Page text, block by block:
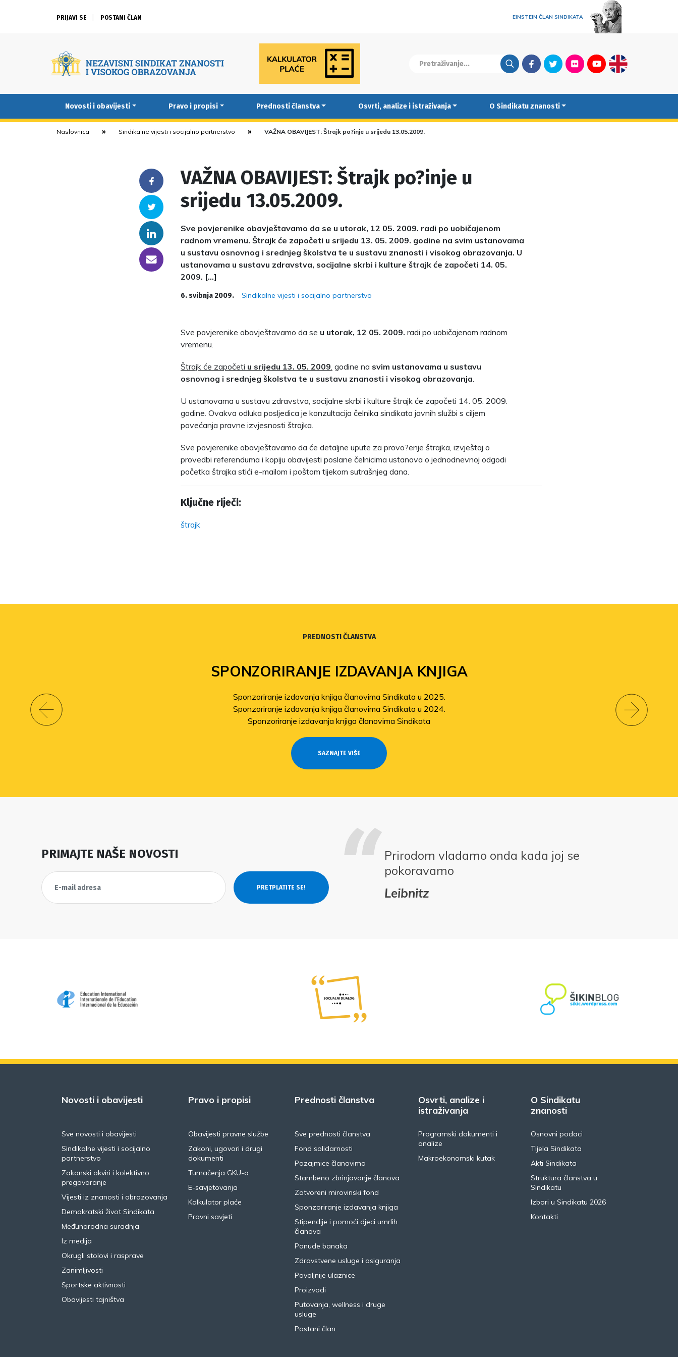
PRIJAVI SE POSTANI ČLAN EINSTEIN ČLAN SINDIKATA
FacebookTwitterFlickrYoutubeEnglish
Novosti i obavijesti Pravo i propisi Prednosti članstva Osvrti, analize i istraživanja O Sindikatu znanosti
Naslovnica Sindikalne vijesti i socijalno partnerstvo VAŽNA OBAVIJEST: Štrajk po?inje u srijedu 13.05.2009.
Facebook
Twitter
Linkedin
someone@yoursite.com
VAŽNA OBAVIJEST: Štrajk po?inje u
srijedu 13.05.2009.
Sve povjerenike obavještavamo da se u utorak, 12 05. 2009. radi po uobičajenom
radnom vremenu. Štrajk će započeti u srijedu 13. 05. 2009. godine na svim ustanovama
u sustavu osnovnog i srednjeg školstva te u sustavu znanosti i visokog obrazovanja. U
ustanovama u sustavu zdravstva, socijalne skrbi i kulture štrajk će započeti 14. 05.
2009. […]
6. svibnja 2009. Sindikalne vijesti i socijalno partnerstvo
Sve povjerenike obavještavamo da se u utorak, 12 05. 2009. radi po uobičajenom radnom
vremenu.
Štrajk će započeti u srijedu 13. 05. 2009. godine na svim ustanovama u sustavu
osnovnog i srednjeg školstva te u sustavu znanosti i visokog obrazovanja.
U ustanovama u sustavu zdravstva, socijalne skrbi i kulture štrajk će započeti 14. 05. 2009.
godine. Ovakva odluka posljedica je konzultacija čelnika sindikata javnih službi s ciljem
povećanja pravne izvjesnosti štrajka.
Sve povjerenike obavještavamo da će detaljne upute za provo?enje štrajka, izvještaj o
provedbi referenduma i kopiju obavijesti poslane čelnicima ustanova o jednodnevnoj odgodi
početka štrajka stići e-mailom i poštom tijekom sutrašnjeg dana.
Ključne riječi:
štrajk
PREDNOSTI ČLANSTVA
SPONZORIRANJE IZDAVANJA KNJIGA
Sponzoriranje izdavanja knjiga članovima Sindikata u 2025.
Sponzoriranje izdavanja knjiga članovima Sindikata u 2024.
Sponzoriranje izdavanja knjiga članovima Sindikata
SAZNAJTE VIŠE
PRIMAJTE NAŠE NOVOSTI
Prirodom vladamo onda kada joj se
pokoravamo
Leibnitz
Novosti i obavijesti
Sve novosti i obavijesti
Sindikalne vijesti i socijalno
partnerstvo
Zakonski okviri i kolektivno
pregovaranje
Vijesti iz znanosti i obrazovanja
Demokratski život Sindikata
Međunarodna suradnja
Iz medija
Okrugli stolovi i rasprave
Zanimljivosti
Sportske aktivnosti
Obavijesti tajništva
Pravo i propisi
Obavijesti pravne službe
Zakoni, ugovori i drugi
dokumenti
Tumačenja GKU-a
E-savjetovanja
Kalkulator plaće
Pravni savjeti
Prednosti članstva
Sve prednosti članstva
Fond solidarnosti
Pozajmice članovima
Stambeno zbrinjavanje članova
Zatvoreni mirovinski fond
Sponzoriranje izdavanja knjiga
Stipendije i pomoći djeci umrlih
članova
Ponude banaka
Zdravstvene usluge i osiguranja
Povoljnije ulaznice
Proizvodi
Putovanja, wellness i druge
usluge
Postani član
Osvrti, analize i
istraživanja
Programski dokumenti i
analize
Makroekonomski kutak
O Sindikatu
znanosti
Osnovni podaci
Tijela Sindikata
Akti Sindikata
Struktura članstva u
Sindikatu
Izbori u Sindikatu 2026
Kontakti